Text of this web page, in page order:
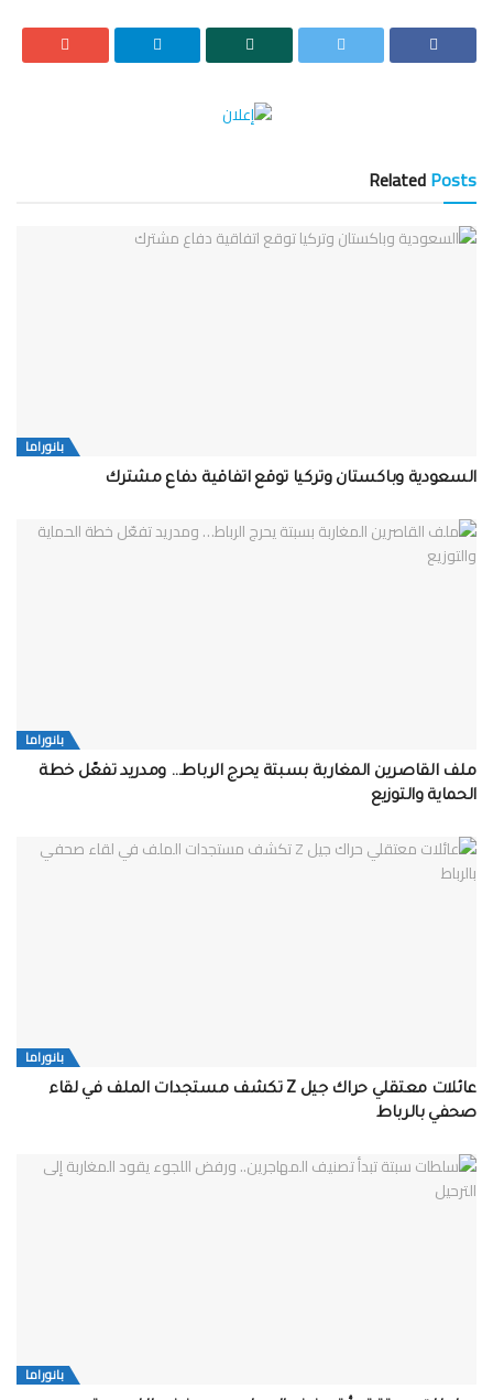
RelatedPosts
بانوراما
السعودية وباكستان وتركيا توقع اتفاقية دفاع مشترك
بانوراما
ملف القاصرين المغاربة بسبتة يحرج الرباط… ومدريد تفعّل خطة
الحماية والتوزيع
بانوراما
عائلات معتقلي حراك جيل Z تكشف مستجدات الملف في لقاء
صحفي بالرباط
بانوراما